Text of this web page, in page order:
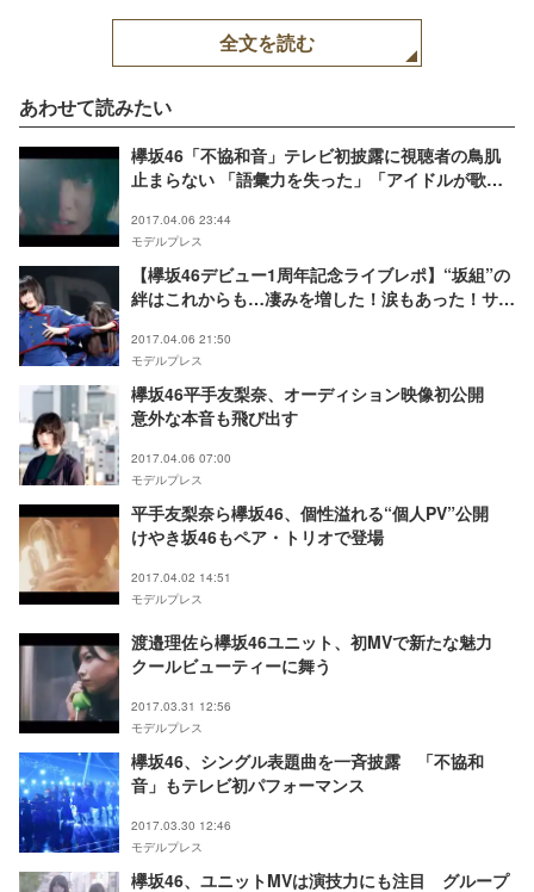
全文を読む
あわせて読みたい
欅坂46「不協和音」テレビ初披露に視聴者の鳥肌
止まらない 「語彙力を失った」「アイドルが歌う
2017.04.06 23:44
モデルプレス
【欅坂46デビュー1周年記念ライブレポ】“坂組”の
絆はこれからも…凄みを増した！涙もあった！サプ
2017.04.06 21:50
モデルプレス
欅坂46平手友梨奈、オーディション映像初公開
意外な本音も飛び出す
2017.04.06 07:00
モデルプレス
平手友梨奈ら欅坂46、個性溢れる“個人PV”公開
けやき坂46もペア・トリオで登場
2017.04.02 14:51
モデルプレス
渡邉理佐ら欅坂46ユニット、初MVで新たな魅力
クールビューティーに舞う
2017.03.31 12:56
モデルプレス
欅坂46、シングル表題曲を一斉披露 「不協和
音」もテレビ初パフォーマンス
2017.03.30 12:46
モデルプレス
欅坂46、ユニットMVは演技力にも注目 グループ